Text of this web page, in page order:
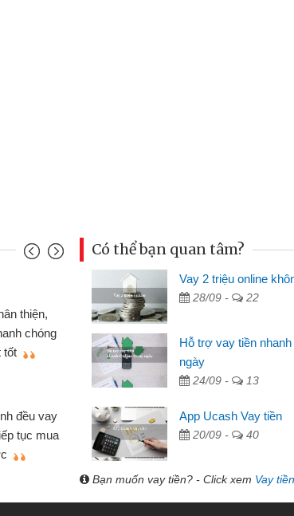
cố chiếc xe wave
CMND online
sẽ giới thiệu cho bạn
nhiều lúc cần vốn nhập
bè giới thiệu tôi đã giải
chóng
Mai Lan
Tôi
sinh
thấy thủ
Lâm
Mất
cần có
được
Có thể bạn quan tâm?
Vay 2 triệu online
28/09 - 22
Hỗ trợ vay tiền
ngày
24/09 - 13
App Ucash Vay tiền
20/09 - 40
Bạn muốn vay tiền? - Click xem Vay